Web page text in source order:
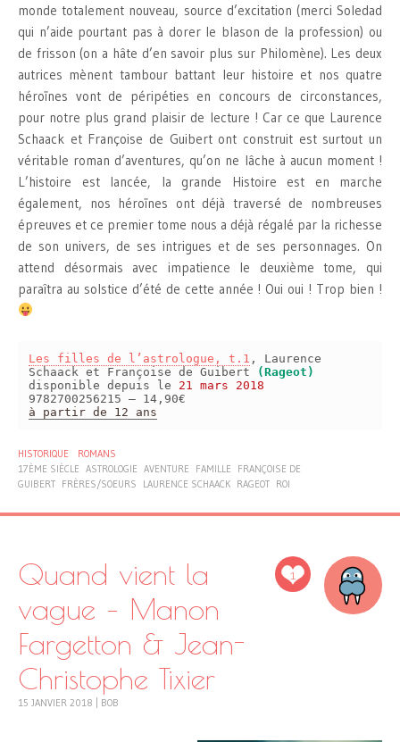
monde totalement nouveau, source d’excitation (merci Soledad
qui n’aide pourtant pas à dorer le blason de la profession) ou
de frisson (on a hâte d’en savoir plus sur Philomène). Les deux
autrices mènent tambour battant leur histoire et nos quatre
héroïnes vont de péripéties en concours de circonstances,
pour notre plus grand plaisir de lecture ! Car ce que Laurence
Schaack et Françoise de Guibert ont construit est surtout un
véritable roman d’aventures, qu’on ne lâche à aucun moment !
L’histoire est lancée, la grande Histoire est en marche
également, nos héroïnes ont déjà traversé de nombreuses
épreuves et ce premier tome nous a déjà régalé par la richesse
de son univers, de ses intrigues et de ses personnages. On
attend désormais avec impatience le deuxième tome, qui
paraîtra au solstice d’été de cette année ! Oui oui ! Trop bien !
Les filles de l’astrologue, t.1 , Laurence
Schaack et Françoise de Guibert
(Rageot)
disponible depuis le 21 mars 2018
9782700256215 – 14,90€
à partir de 12 ans
HISTORIQUE
ROMANS
17ÈME SIÈCLE ASTROLOGIE AVENTURE FAMILLE
FRANÇOISE DE
GUIBERT FRÈRES/SOEURS LAURENCE SCHAACK RAGEOT ROI
1
Quand vient la
vague – Manon
Fargetton & Jean-
Christophe Tixier
15 JANVIER 2018 BOB